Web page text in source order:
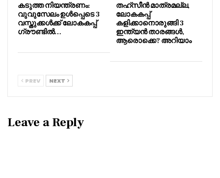
കടുത്ത നിയന്ത്രണം:
വുവുസേലം ഉൾപ്പെടെ 3
വസ്തുക്കൾക്ക് ലോകകപ്പ്
ഗ്രൗണ്ടിൽ…
തഹ്സീൻ മാത്രമല്ല,
ലോകകപ്പ്
കളിക്കാനൊരുങ്ങി 3
ഇന്ത്യൻ താരങ്ങൾ,
ആരൊക്കെ? അറിയാം
PREV NEXT
Leave a Reply